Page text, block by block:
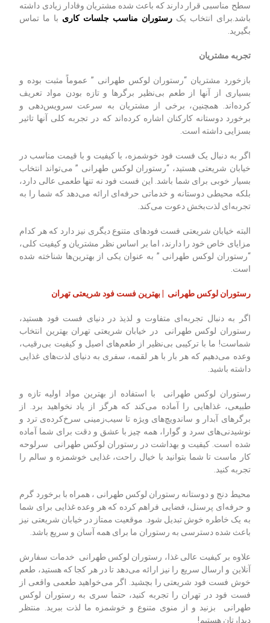
سطح مناسبی قرار دارند که باعث شده مشتریان وفادار زیادی داشته
باشد.برای انتخاب یکرستوران مناسب جلسات کاری با ما تماس
بگیرید.
تجربه مشتریان
بازخورد مشتریان “رستوران لوکس طهرانی ” عموماً مثبت بوده و
بسیاری از آنها از طعم بی‌نظیر برگرها و تازه بودن مواد تعریف
کرده‌اند. همچنین، برخی از مشتریان به سرعت سرویس‌دهی و
برخورد دوستانه کارکنان اشاره کرده‌اند که در تجربه کلی آنها تاثیر
بسزایی داشته است.
اگر به دنبال یک فست فود خوشمزه، با کیفیت و با قیمت مناسب در
خیابان شریعتی هستید، “رستوران لوکس طهرانی ” می‌تواند انتخاب
بسیار خوبی برای شما باشد. این فست فود نه تنها طعمی عالی دارد،
بلکه محیطی دوستانه و خدماتی حرفه‌ای ارائه می‌دهد که شما را به
تجربه‌ای لذت‌بخش دعوت می‌کند.
البته خیابان شریعتی فست فودهای متنوع دیگری نیز دارد که هر کدام
مزایای خاص خود را دارند، اما بر اساس نظر مشتریان و کیفیت کلی،
“رستوران لوکس طهرانی ” به عنوان یکی از بهترین‌ها شناخته شده
است.
رستوران لوکس طهرانی | بهترین فست فود شریعتی تهران
اگر به دنبال تجربه‌ای متفاوت و لذیذ در دنیای فست فود هستید،
رستوران لوکس طهرانی در خیابان شریعتی تهران بهترین انتخاب
شماست! ما با ترکیبی بی‌نظیر از طعم‌های اصیل و کیفیت بی‌رقیب،
وعده می‌دهیم که هر بار با هر لقمه، سفری به دنیای لذت‌های غذایی
داشته باشید.
رستوران لوکس طهرانی با استفاده از بهترین مواد اولیه تازه و
طبیعی، غذاهایی را آماده می‌کند که هرگز از یاد نخواهید برد. از
برگرهای آبدار و ساندویچ‌های ویژه تا سیب‌زمینی سرخ‌کرده‌ی ترد و
نوشیدنی‌های سرد و گوارا، همه چیز با عشق و دقت برای شما آماده
شده است. کیفیت و بهداشت در رستوران لوکس طهرانی سرلوحه
کار ماست تا شما بتوانید با خیال راحت، غذایی خوشمزه و سالم را
تجربه کنید.
محیط دنج و دوستانه رستوران لوکس طهرانی ، همراه با برخورد گرم
و حرفه‌ای پرسنل، فضایی فراهم کرده که هر وعده غذایی برای شما
به یک خاطره خوش تبدیل شود. موقعیت ممتاز در خیابان شریعتی نیز
باعث شده دسترسی به رستوران ما برای همه آسان و سریع باشد.
علاوه بر کیفیت عالی غذا، رستوران لوکس طهرانی خدمات سفارش
آنلاین و ارسال سریع را نیز ارائه می‌دهد تا در هر کجا که هستید، طعم
خوش فست فود شریعتی را بچشید. اگر می‌خواهید طعمی واقعی از
فست فود در تهران را تجربه کنید، حتما سری به رستوران لوکس
طهرانی بزنید و از منوی متنوع و خوشمزه ما لذت ببرید. منتظر
دیدارتان هستیم!